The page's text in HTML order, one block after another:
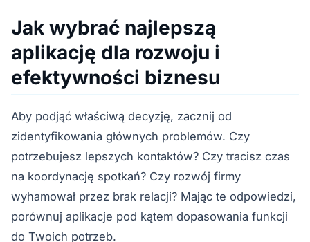
Jak wybrać najlepszą
aplikację dla rozwoju i
efektywności biznesu
Aby podjąć właściwą decyzję, zacznij od
zidentyfikowania głównych problemów. Czy
potrzebujesz lepszych kontaktów? Czy tracisz czas
na koordynację spotkań? Czy rozwój firmy
wyhamował przez brak relacji? Mając te odpowiedzi,
porównuj aplikacje pod kątem dopasowania funkcji
do Twoich potrzeb.